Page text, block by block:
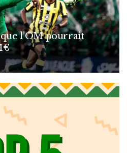
l’OM pourrait